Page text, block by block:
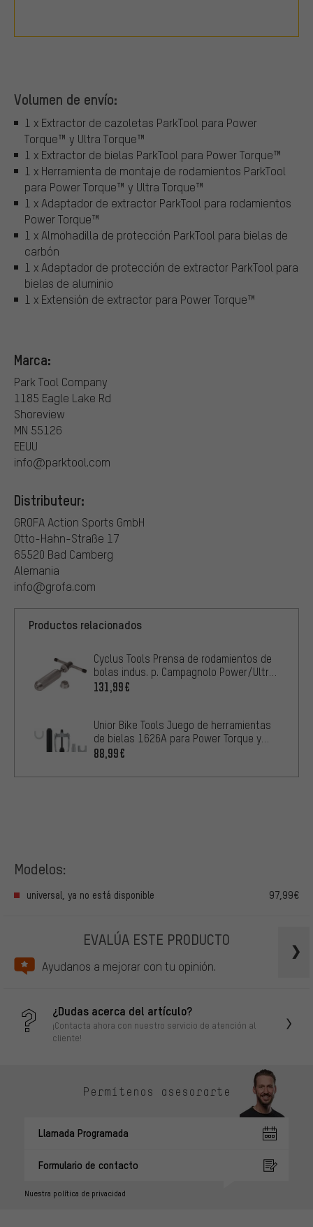
Volumen de envío:
1 x Extractor de cazoletas ParkTool para Power
Torque™ y Ultra Torque™
1 x Extractor de bielas ParkTool para Power Torque™
1 x Herramienta de montaje de rodamientos ParkTool
para Power Torque™ y Ultra Torque™
1 x Adaptador de extractor ParkTool para rodamientos
Power Torque™
1 x Almohadilla de protección ParkTool para bielas de
carbón
1 x Adaptador de protección de extractor ParkTool para
bielas de aluminio
1 x Extensión de extractor para Power Torque™
Marca:
Park Tool Company
1185 Eagle Lake Rd
Shoreview
MN 55126
EEUU
info@parktool.com
Distributeur:
GROFA Action Sports GmbH
Otto-Hahn-Straße 17
65520 Bad Camberg
Alemania
info@grofa.com
Productos relacionados
Cyclus Tools Prensa de rodamientos de
bolas indus. p. Campagnolo Power/Ultra
Torque
131,99€
Unior Bike Tools Juego de herramientas
de bielas 1626A para Power Torque y
Ultra Torque
88,99€
Modelos:
universal, ya no está disponible 97,99€
EVALÚA ESTE PRODUCTO
Ayudanos a mejorar con tu opinión.
¿Dudas acerca del artículo?
¡Contacta ahora con nuestro servicio de atención al
cliente!
Permítenos asesorarte
Llamada Programada
Formulario de contacto
Nuestra política de privacidad